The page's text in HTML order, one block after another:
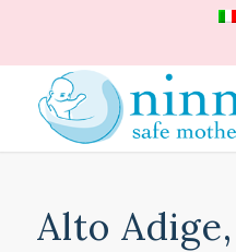
Alto